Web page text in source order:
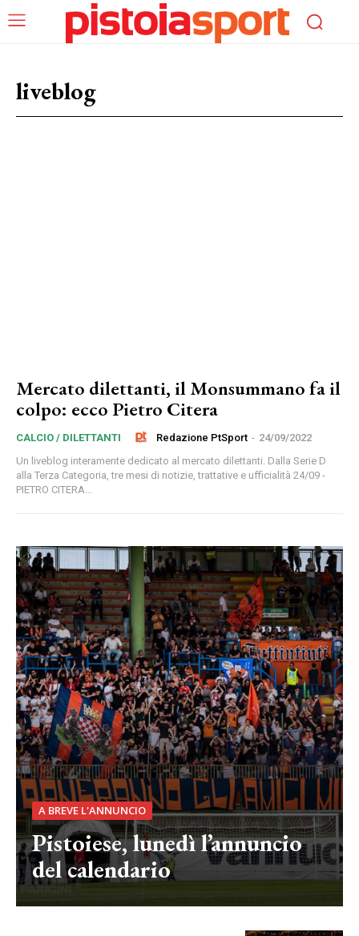
liveblog
Mercato dilettanti, il Monsummano fa il
colpo: ecco Pietro Citera
CALCIO / DILETTANTI Redazione PtSport - 24/09/2022
Un liveblog interamente dedicato al mercato dilettanti. Dalla Serie D
alla Terza Categoria, tre mesi di notizie, trattative e ufficialità 24/09 -
PIETRO CITERA...
A BREVE L'ANNUNCIO
Pistoiese, lunedì l’annuncio
del calendario